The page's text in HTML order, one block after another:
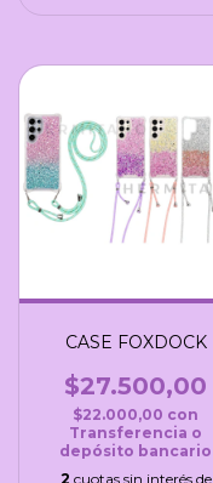
CASE FOXDOCK
$27.500,00
$22.000,00 con
Transferencia o
depósito bancario
2 cuotas sin interés de